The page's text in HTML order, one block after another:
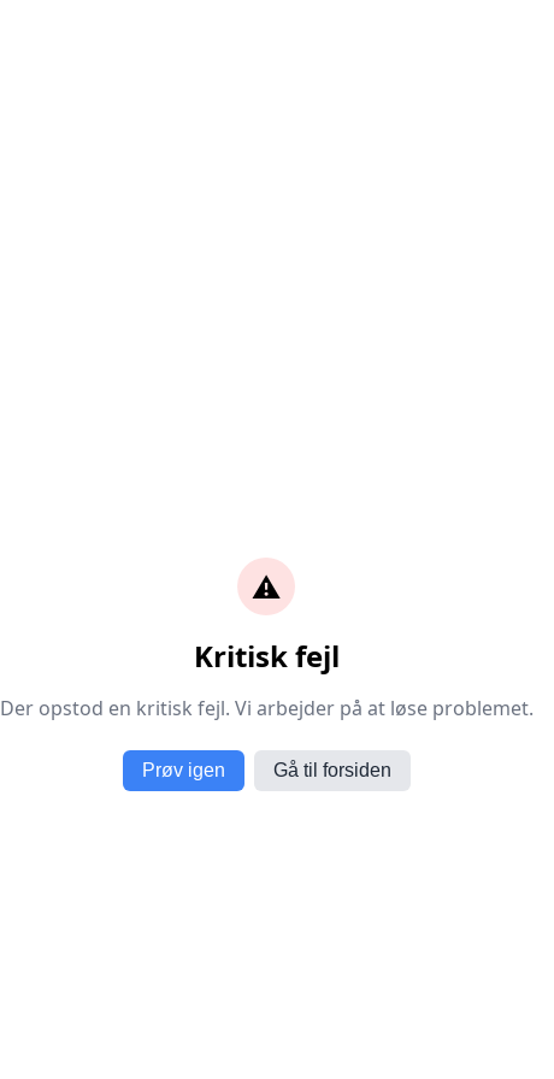
⚠️
Kritisk fejl
Der opstod en kritisk fejl. Vi arbejder på at løse problemet.
Prøv igen Gå til forsiden